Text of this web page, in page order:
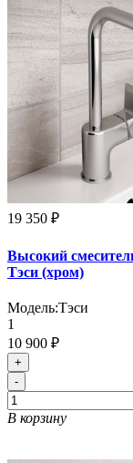
19 350 ₽
Высокий
Тэси (хром)
Модель:Тэси
1
10 900 ₽
+
-
В корзину